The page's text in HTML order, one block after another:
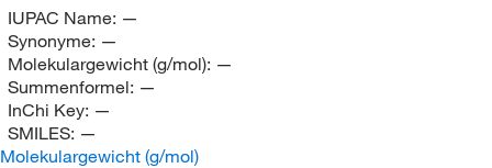
IUPAC Name: —
Synonyme: —
Molekulargewicht (g/mol): —
Summenformel: —
InChi Key: —
SMILES: —
Molekulargewicht (g/mol)